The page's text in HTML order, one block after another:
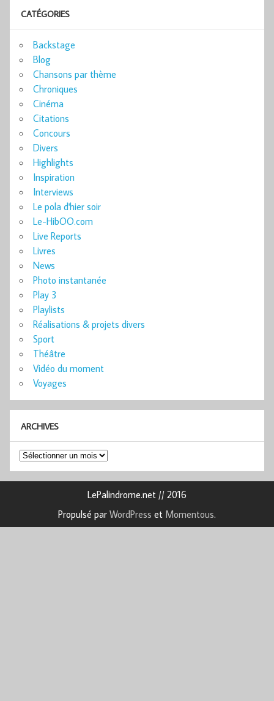
CATÉGORIES
Backstage
Blog
Chansons par thème
Chroniques
Cinéma
Citations
Concours
Divers
Highlights
Inspiration
Interviews
Le pola d'hier soir
Le-HibOO.com
Live Reports
Livres
News
Photo instantanée
Play 3
Playlists
Réalisations & projets divers
Sport
Théâtre
Vidéo du moment
Voyages
ARCHIVES
Archives
LePalindrome.net // 2016
Propulsé par WordPress et Momentous.